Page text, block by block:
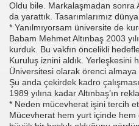
Oldu bile. Markalaşmadan sonra
da yarattık. Tasarımlarımız dünya
* Yanılmıyorsam üniversite de
Babam Mehmet Altınbaş 2003
kurduk. Bu vakfın öncelikli
Kuruluş iznini aldık. Yerleşkesini
Üniversitesi olarak örenci almaya
Şu anda çekirdek kadro
1989 yılına kadar Altınbaş’ın
* Neden mücevherat işini tercih
Mücevherat hem yurt içinde hem